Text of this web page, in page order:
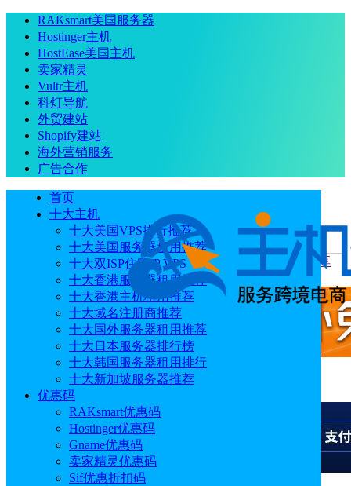
RAKsmart美国服务器
Hostinger主机
HostEase美国主机
卖家精灵
Vultr主机
科灯导航
外贸建站
Shopify建站
海外营销服务
广告合作
首页
十大主机
十大美国VPS排行推荐
十大美国服务器租用推荐
十大双ISP住宅IP VPS
十大香港服务器租用推荐
十大香港主机租用推荐
十大域名注册商推荐
十大国外服务器租用推荐
十大日本服务器排行榜
十大韩国服务器租用排行
十大新加坡服务器推荐
优惠码
RAKsmart优惠码
Hostinger优惠码
Gname优惠码
卖家精灵优惠码
Sif优惠折扣码
当前位置：首页 优惠码 Sif关键词工具2026新年优惠提前享
全场88折+送15天时长 额外享好礼赠送